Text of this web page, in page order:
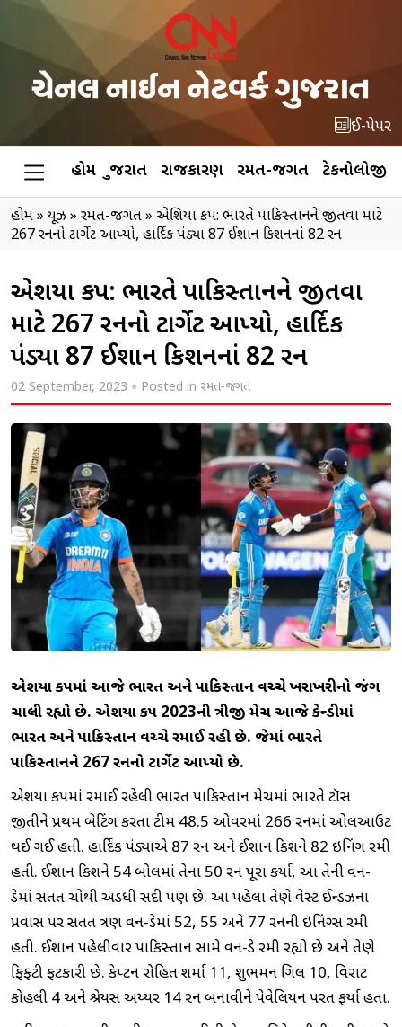
ઈ-પેપર
હોમ ગુજરાત રાજકારણ રમત-જગત ટેકનોલોજી
હોમ» ન્યૂઝ » રમત-જગત» એશિયા કપ: ભારતે પાકિસ્તાનને જીતવા માટે
267 રનનો ટાર્ગેટ આપ્યો, હાર્દિક પંડ્યા 87 ઈશાન કિશનનાં 82 રન
એશિયા કપ: ભારતે પાકિસ્તાનને જીતવા
માટે 267 રનનો ટાર્ગેટ આપ્યો, હાર્દિક
પંડ્યા 87 ઈશાન કિશનનાં 82 રન
02 September, 2023 Posted in રમત-જગત
એશિયા કપમાં આજે ભારત અને પાકિસ્તાન વચ્ચે ખરાખરીનો જંગ
ચાલી રહ્યો છે. એશિયા કપ 2023ની ત્રીજી મેચ આજે કેન્ડીમાં
ભારત અને પાકિસ્તાન વચ્ચે રમાઈ રહી છે. જેમાં ભારતે
પાકિસ્તાનને 267 રનનો ટાર્ગેટ આપ્યો છે.
એશિયા કપમાં રમાઈ રહેલી ભારત પાકિસ્તાન મેચમાં ભારતે ટૉસ
જીતીને પ્રથમ બેટિંગ કરતા ટીમ 48.5 ઓવરમાં 266 રનમાં ઓલઆઉટ
થઈ ગઈ હતી. હાર્દિક પંડ્યાએ 87 રન અને ઈશાન કિશને 82 ઇનિંગ રમી
હતી. ઈશાન કિશને 54 બોલમાં તેના 50 રન પૂરા કર્યા, આ તેની વન-
ડેમાં સતત ચોથી અડધી સદી પણ છે. આ પહેલા તેણે વેસ્ટ ઈન્ડિઝના
પ્રવાસ પર સતત ત્રણ વન-ડેમાં 52, 55 અને 77 રનની ઇનિંગ્સ રમી
હતી. ઈશાન પહેલીવાર પાકિસ્તાન સામે વન-ડે રમી રહ્યો છે અને તેણે
ફિફ્ટી ફટકારી છે. કેપ્ટન રોહિત શર્મા 11, શુભમન ગિલ 10, વિરાટ
કોહલી 4 અને શ્રેયસ અય્યર 14 રન બનાવીને પેવેલિયન પરત ફર્યા હતા.